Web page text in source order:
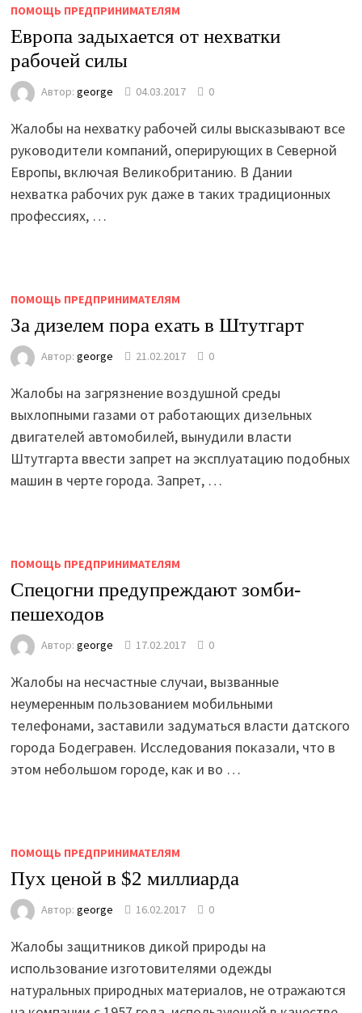
ПОМОЩЬ ПРЕДПРИНИМАТЕЛЯМ
Европа задыхается от нехватки
рабочей силы
Автор: george 04.03.2017 0
Жалобы на нехватку рабочей силы высказывают все
руководители компаний, оперирующих в Северной
Европы, включая Великобританию. В Дании
нехватка рабочих рук даже в таких традиционных
профессиях, …
ПОМОЩЬ ПРЕДПРИНИМАТЕЛЯМ
За дизелем пора ехать в Штутгарт
Автор: george 21.02.2017 0
Жалобы на загрязнение воздушной среды
выхлопными газами от работающих дизельных
двигателей автомобилей, вынудили власти
Штутгарта ввести запрет на эксплуатацию подобных
машин в черте города. Запрет, …
ПОМОЩЬ ПРЕДПРИНИМАТЕЛЯМ
Спецогни предупреждают зомби-
пешеходов
Автор: george 17.02.2017 0
Жалобы на несчастные случаи, вызванные
неумеренным пользованием мобильными
телефонами, заставили задуматься власти датского
города Бодегравен. Исследования показали, что в
этом небольшом городе, как и во …
ПОМОЩЬ ПРЕДПРИНИМАТЕЛЯМ
Пух ценой в $2 миллиарда
Автор: george 16.02.2017 0
Жалобы защитников дикой природы на
использование изготовителями одежды
натуральных природных материалов, не отражаются